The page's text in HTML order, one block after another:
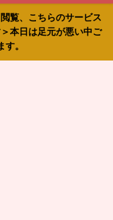
覧、こちらのサービス
本日は足元が悪い中ご
。